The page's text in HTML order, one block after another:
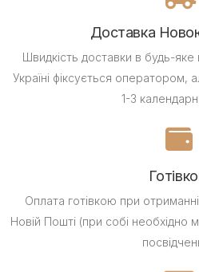
Доставка
Швидкість доставки в будь-яке
Україні фіксується оператором,
1-3
Оплата готівкою при
Новій Пошті (при собі необхідно